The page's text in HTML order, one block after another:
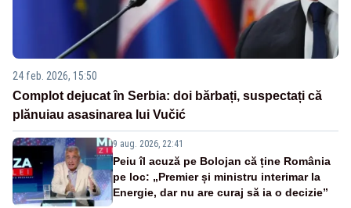
24 feb. 2026, 15:50
Complot dejucat în Serbia: doi bărbați, suspectați că
plănuiau asasinarea lui Vučić
9 aug. 2026, 22:41
Peiu îl acuză pe Bolojan că ține România
pe loc: „Premier și ministru interimar la
Energie, dar nu are curaj să ia o decizie”